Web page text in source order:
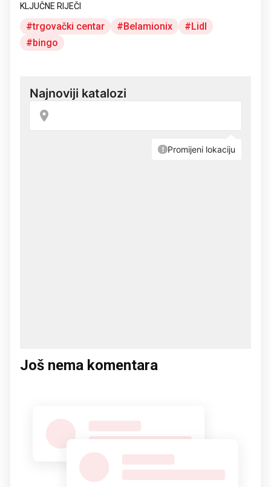
KLJUČNE RIJEČI
trgovački centar Belamionix
Lidl
bingo
Još nema komentara